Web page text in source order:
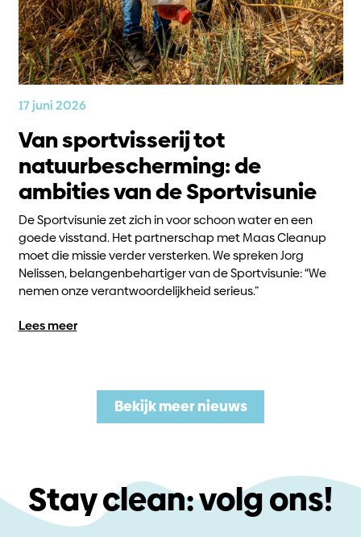
17 juni 2026
Van sportvisserij tot
natuurbescherming: de
ambities van de Sportvisunie
De Sportvisunie zet zich in voor schoon water en een
goede visstand. Het partnerschap met Maas Cleanup
moet die missie verder versterken. We spreken Jorg
Nelissen, belangenbehartiger van de Sportvisunie: “We
nemen onze verantwoordelijkheid serieus.”
Lees meer
Bekijk meer nieuws
Stay clean: volg ons!